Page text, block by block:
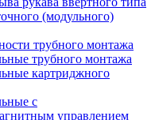
(модульного)
трубного монтажа
трубного монтажа
картриджного
с
управлением